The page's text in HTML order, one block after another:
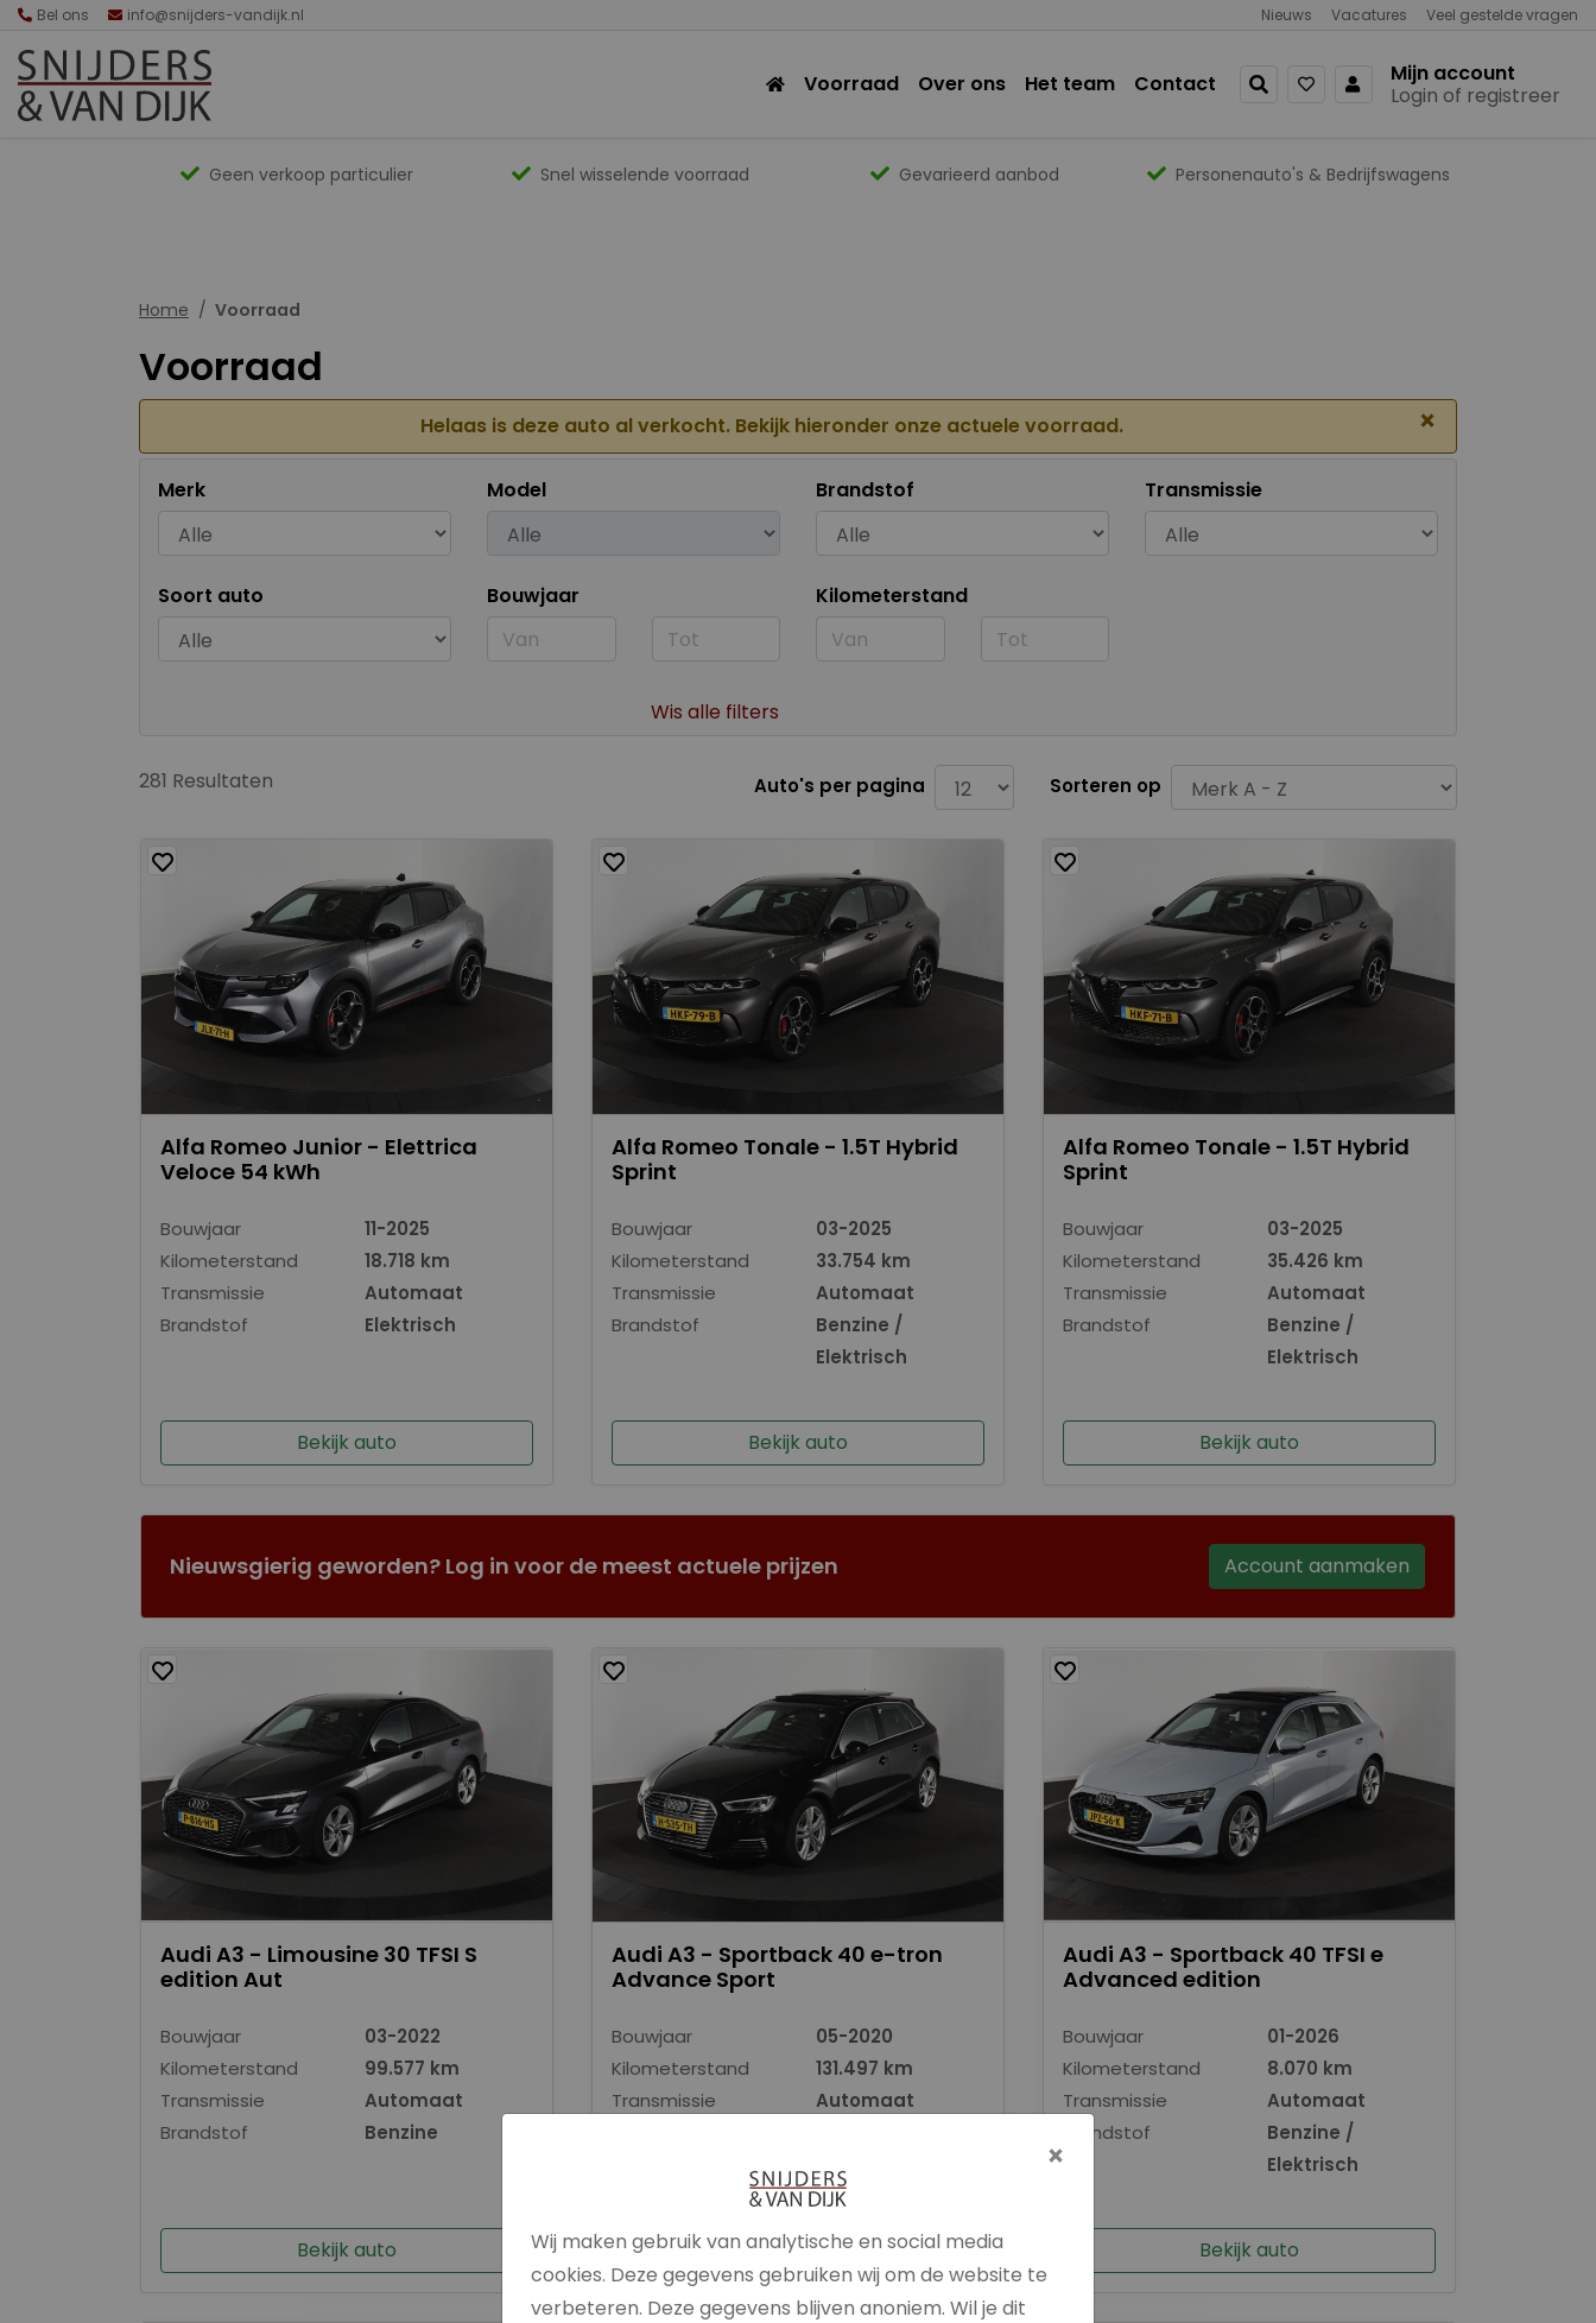
Bel ons info@snijders-vandijk.nl Nieuws Vacatures Veel gestelde vragen
Voorraad Over ons Het team Contact
Mijn account
Login of registreer
Geen verkoop particulier Snel wisselende voorraad Gevarieerd aanbod Personenauto's & Bedrijfswagens
Home Voorraad
Voorraad
Helaas is deze auto al verkocht. Bekijk hieronder onze actuele voorraad. ×
Merk Model Brandstof Transmissie
Soort auto Bouwjaar Kilometerstand
Wis alle filters
281 Resultaten Auto's per pagina Sorteren op
Alfa Romeo Junior - Elettrica
Veloce 54 kWh
Bouwjaar
11-2025
Kilometerstand
18.718 km
Transmissie
Automaat
Brandstof
Elektrisch
Bekijk auto
Alfa Romeo Tonale - 1.5T Hybrid
Sprint
Bouwjaar
03-2025
Kilometerstand
33.754 km
Transmissie
Automaat
Brandstof
Benzine /
Elektrisch
Bekijk auto
Alfa Romeo Tonale - 1.5T Hybrid
Sprint
Bouwjaar
03-2025
Kilometerstand
35.426 km
Transmissie
Automaat
Brandstof
Benzine /
Elektrisch
Bekijk auto
Nieuwsgierig geworden? Log in voor de meest actuele prijzen Account aanmaken
Audi A3 - Limousine 30 TFSI S
edition Aut
Bouwjaar
03-2022
Kilometerstand
99.577 km
Transmissie
Automaat
Brandstof
Benzine
Bekijk auto
Audi A3 - Sportback 40 e-tron
Advance Sport
Bouwjaar
05-2020
Kilometerstand
131.497 km
Transmissie
Automaat
Elektrisch
Bekijk auto
Audi A3 - Sportback 40 TFSI e
Advanced edition
Bouwjaar
01-2026
Kilometerstand
8.070 km
Transmissie
Automaat
Brandstof
Benzine /
Elektrisch
Bekijk auto
×
Wij maken gebruik van analytische en social media
cookies. Deze gegevens gebruiken wij om de website te
verbeteren. Deze gegevens blijven anoniem. Wil je dit